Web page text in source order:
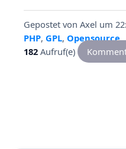
Gepostet von Axel um
PHP, GPL, Opensource
182 Aufruf(e)